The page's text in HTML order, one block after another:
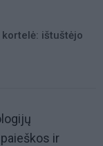
ištuštėjo
ir